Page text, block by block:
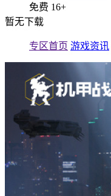
免费 16+
暂无下载
专区首页 游戏资讯